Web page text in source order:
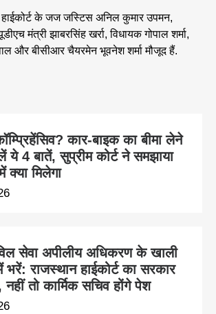
कॉम्प्रिहेंसिव? कार-बाइक का बीमा लेने
4 बातें, सुप्रीम कोर्ट ने समझाया
क्या मिलेगा
सेवा अपीलीय अधिकरण के खाली
राजस्थान हाईकोर्ट का सरकार
तो कार्मिक सचिव होंगे पेश
हाईकोर्ट के जज जस्टिस अनिल कुमार उपमन,
मंत्री झाबरसिंह खर्रा, विधायक गोपाल शर्मा,
और बीसीआर चैयरमेन भूवनेश शर्मा मौजूद हैं.